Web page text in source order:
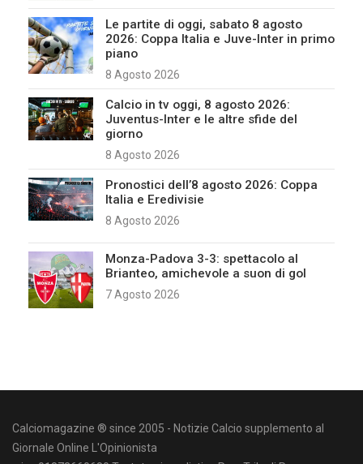
Le partite di oggi, sabato 8 agosto
2026: Coppa Italia e Juve-Inter in primo
piano
8 Agosto 2026
Calcio in tv oggi, 8 agosto 2026:
Juventus-Inter e le altre sfide del
giorno
8 Agosto 2026
Pronostici dell’8 agosto 2026: Coppa
Italia e Eredivisie
8 Agosto 2026
Monza-Padova 3-3: spettacolo al
Brianteo, amichevole a suon di gol
7 Agosto 2026
Calciomagazine ® since 2005 - Notizie Calcio supplemento al
Giornale Online L'Opinionista